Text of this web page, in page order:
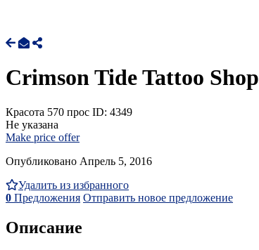
Crimson Tide Tattoo Shop
Красота 570 прос ID: 4349
Не указана
Make price offer
Опубликовано Апрель 5, 2016
Удалить из избранного
0 Предложения Отправить новое предложение
Описание